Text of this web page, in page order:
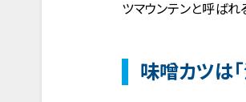
ツマウンテンと呼ばれ
味噌カツは「